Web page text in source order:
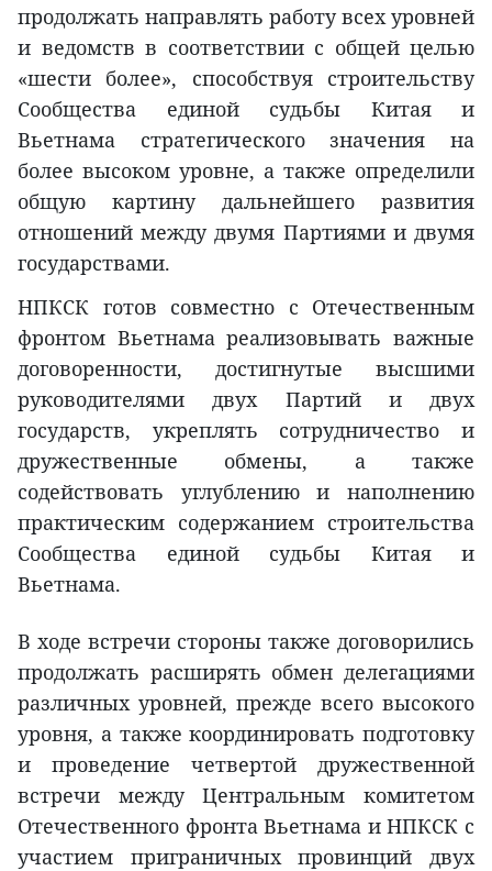
продолжать направлять работу всех уровней
и ведомств в соответствии с общей целью
«шести более», способствуя строительству
Сообщества единой судьбы Китая и
Вьетнама стратегического значения на
более высоком уровне, а также определили
общую картину дальнейшего развития
отношений между двумя Партиями и двумя
государствами.
НПКСК готов совместно с Отечественным
фронтом Вьетнама реализовывать важные
договоренности, достигнутые высшими
руководителями двух Партий и двух
государств, укреплять сотрудничество и
дружественные обмены, а также
содействовать углублению и наполнению
практическим содержанием строительства
Сообщества единой судьбы Китая и
Вьетнама.
В ходе встречи стороны также договорились
продолжать расширять обмен делегациями
различных уровней, прежде всего высокого
уровня, а также координировать подготовку
и проведение четвертой дружественной
встречи между Центральным комитетом
Отечественного фронта Вьетнама и НПКСК с
участием приграничных провинций двух